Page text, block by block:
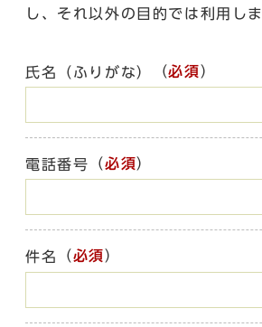
し、それ以外の目的では利用しま
氏名（ふりがな） （必須）
電話番号 （必須）
件名 （必須）